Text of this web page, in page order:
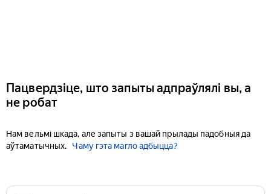
Пацвердзіце, што запыты адпраўлялі вы, а
не робат
Нам вельмі шкада, але запыты з вашай прылады падобныя да
аўтаматычных.
Чаму гэта магло адбыцца?